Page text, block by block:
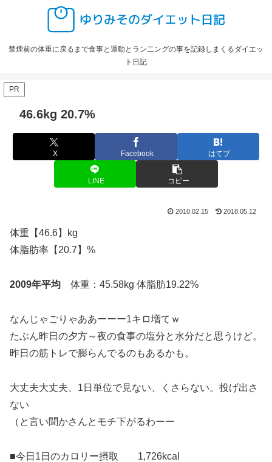
禁煙前の体重に戻るまで食事と運動とラン二ングの事を記録しまくるダイエッ
ト日記
PR
46.6kg 20.7%
X Facebook はてブ
LINE コピー
2010.02.15 2018.05.12
体重【46.6】kg
体脂肪率【20.7】%
2009年平均 体重：45.58kg 体脂肪19.22%
なんじゃごりゃああーーー1キロ増てｗ
たぶん昨日の夕方～夜の食事の塩分と水分だと思うけど。
昨日の筋トレで膨らんでるのもあるかも。
大丈夫大丈夫、1日単位で見ない、くさらない。投げ出さ
ない
（と言い聞かさんとモチ下がるわーー
■今日1日のカロリー摂取 1,726kcal